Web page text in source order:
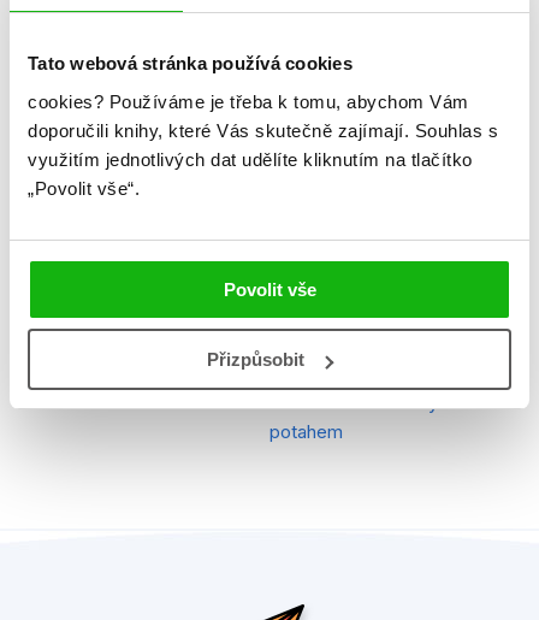
Tato webová stránka používá cookies
cookies? Používáme je třeba k tomu, abychom Vám
doporučili knihy, které Vás skutečně zajímají. Souhlas s
využitím jednotlivých dat udělíte kliknutím na tlačítko
„Povolit vše“.
Povolit vše
Přizpůsobit
Ilustrátor Walt Disney
Řady Disney - Medvídek Pú
Původní název WtP Baby book
Věk od 0
Kniha
Vazba
vázaná s laminovaným
potahem